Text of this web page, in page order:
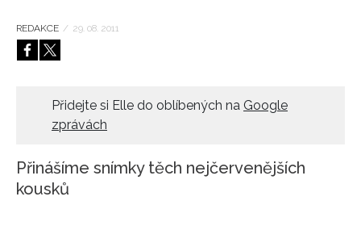
REDAKCE / 29. 08. 2011
Přidejte si Elle do oblíbených na Google
zprávách
Přinášíme snímky těch nejčervenějších
kousků